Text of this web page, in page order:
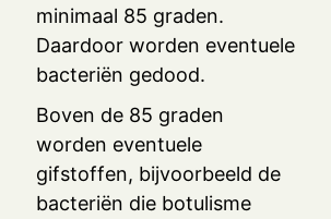
minimaal 85 graden.
Daardoor worden eventuele
bacteriën gedood.
Boven de 85 graden
worden eventuele
gifstoffen, bijvoorbeeld de
bacteriën die botulisme